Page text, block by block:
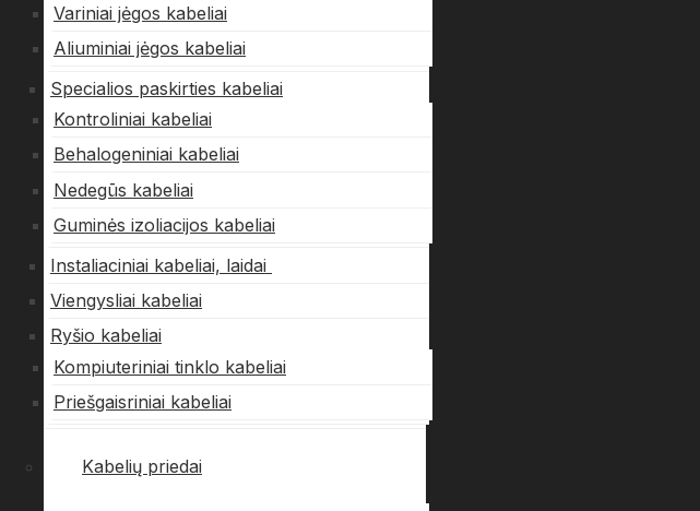
Variniai jėgos kabeliai
Aliuminiai jėgos kabeliai
Specialios paskirties kabeliai
Kontroliniai kabeliai
Behalogeniniai kabeliai
Nedegūs kabeliai
Guminės izoliacijos kabeliai
Instaliaciniai kabeliai, laidai
Viengysliai kabeliai
Ryšio kabeliai
Kompiuteriniai tinklo kabeliai
Priešgaisriniai kabeliai
Kabelių priedai